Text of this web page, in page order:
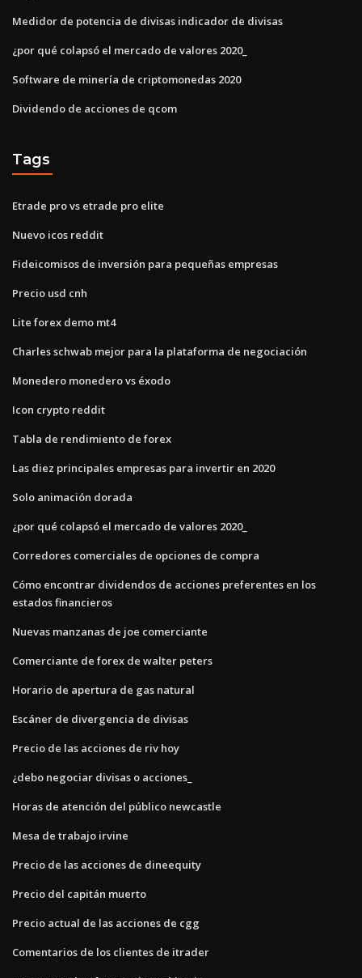
Medidor de potencia de divisas indicador de divisas
¿por qué colapsó el mercado de valores 2020_
Software de minería de criptomonedas 2020
Dividendo de acciones de qcom
Tags
Etrade pro vs etrade pro elite
Nuevo icos reddit
Fideicomisos de inversión para pequeñas empresas
Precio usd cnh
Lite forex demo mt4
Charles schwab mejor para la plataforma de negociación
Monedero monedero vs éxodo
Icon crypto reddit
Tabla de rendimiento de forex
Las diez principales empresas para invertir en 2020
Solo animación dorada
¿por qué colapsó el mercado de valores 2020_
Corredores comerciales de opciones de compra
Cómo encontrar dividendos de acciones preferentes en los
estados financieros
Nuevas manzanas de joe comerciante
Comerciante de forex de walter peters
Horario de apertura de gas natural
Escáner de divergencia de divisas
Precio de las acciones de riv hoy
¿debo negociar divisas o acciones_
Horas de atención del público newcastle
Mesa de trabajo irvine
Precio de las acciones de dineequity
Precio del capitán muerto
Precio actual de las acciones de cgg
Comentarios de los clientes de itrader